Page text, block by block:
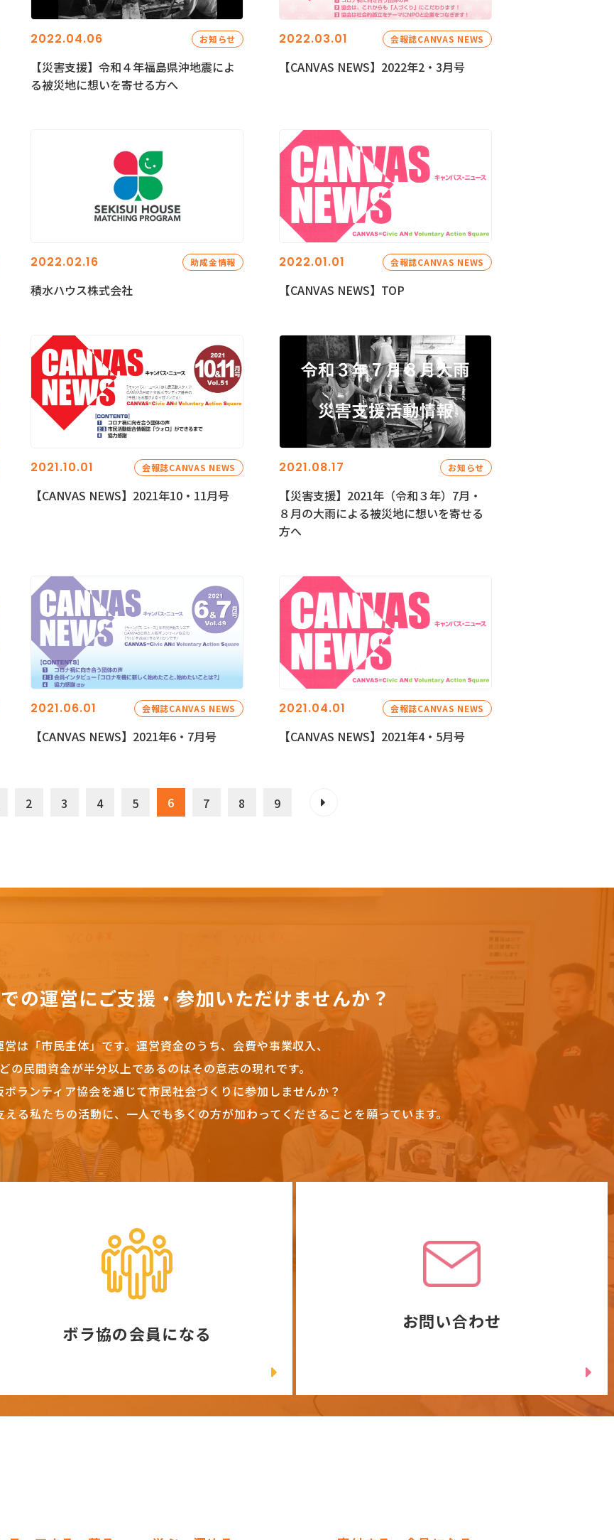
2022.04.06 お知らせ
【災害支援】令和４年福島県沖地震によ
る被災地に想いを寄せる方へ
2022.03.01 会報誌CANVAS NEWS
【CANVAS NEWS】2022年2・3月号
2022.02.16 助成金情報
積水ハウス株式会社
2022.01.01 会報誌CANVAS NEWS
【CANVAS NEWS】TOP
2021.10.01 会報誌CANVAS NEWS
【CANVAS NEWS】2021年10・11月号
2021.08.17 お知らせ
【災害支援】2021年（令和３年）7月・
８月の大雨による被災地に想いを寄せる
方へ
2021.06.01 会報誌CANVAS NEWS
【CANVAS NEWS】2021年6・7月号
2021.04.01 会報誌CANVAS NEWS
【CANVAS NEWS】2021年4・5月号
2 3 4 5 6 7 8 9
での運営にご支援・参加いただけませんか？
は「市民主体」です。 運営資金のうち、会費や事業収入、
の民間資金が半分以上であるのはその意志の現れです。
ランティア協会を通じて市民社会づくりに参加しませんか？
る私たちの活動に、一人でも多くの方が加わってくださることを願っています。
ボラ協の会員になる
お問い合わせ